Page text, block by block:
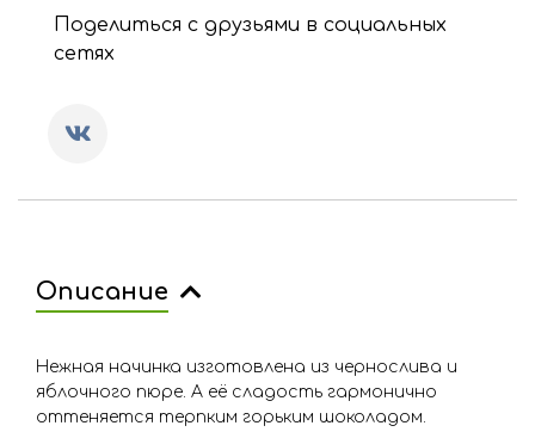
Поделиться с друзьями в социальных
сетях
Описание
Нежная начинка изготовлена из чернослива и
яблочного пюре. А её сладость гармонично
оттеняется терпким горьким шоколадом.